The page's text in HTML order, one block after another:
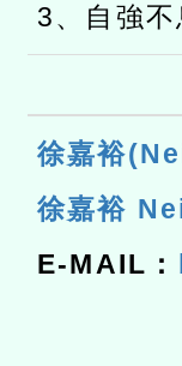
3、自強不
徐嘉裕
徐嘉裕
E-MAIL：